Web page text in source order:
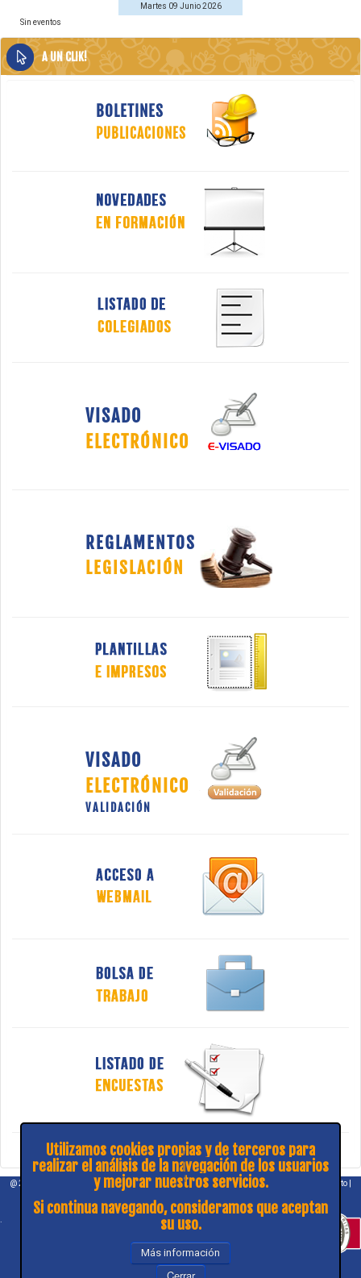
Martes 09 Junio 2026
Sin eventos
A UN CLIK!
@ 2026 COPITIBA | Aviso legal |Política de privacidad |¿Consulta y sugerencias? Contacto
Mapa web
Utilizamos cookies propias y de terceros para
realizar el análisis de la navegación de los usuarios
y mejorar nuestros servicios.
Si continua navegando, consideramos que aceptan
su uso.
Más información